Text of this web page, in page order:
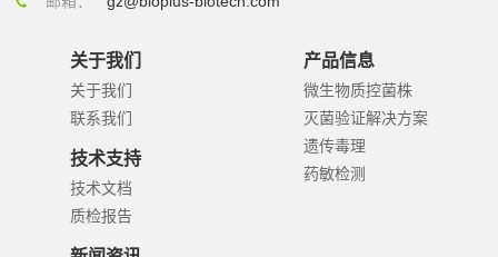
关于我们
关于我们
联系我们
技术支持
技术文档
质检报告
产品信息
微生物质控菌株
灭菌验证解决方案
遗传毒理
药敏检测